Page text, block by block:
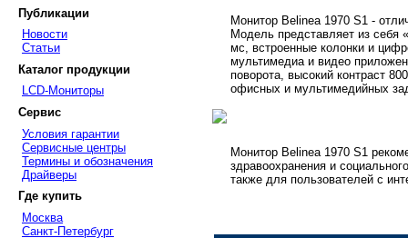
Публикации
Новости
Статьи
Каталог продукции
LCD-Мониторы
Сервис
Условия гарантии
Сервисные центры
Термины и обозначения
Драйверы
Где купить
Москва
Санкт-Петербург
Монитор Belinea 1970 S1 -
Модель представляет из себя
мс, встроенные колонки и
мультимедиа и видео
поворота, высокий контраст
офисных и мультимедийных
Монитор Belinea 1970 S1
здравоохранения и
также для пользователей с